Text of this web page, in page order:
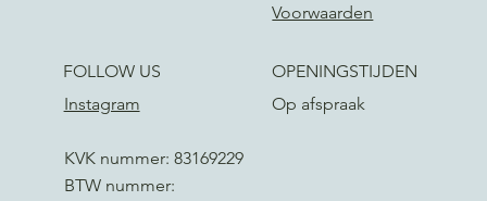
Voorwaarden
FOLLOW US
Instagram
KVK nummer: 83169229
BTW nummer:
OPENINGSTIJDEN
Op afspraak